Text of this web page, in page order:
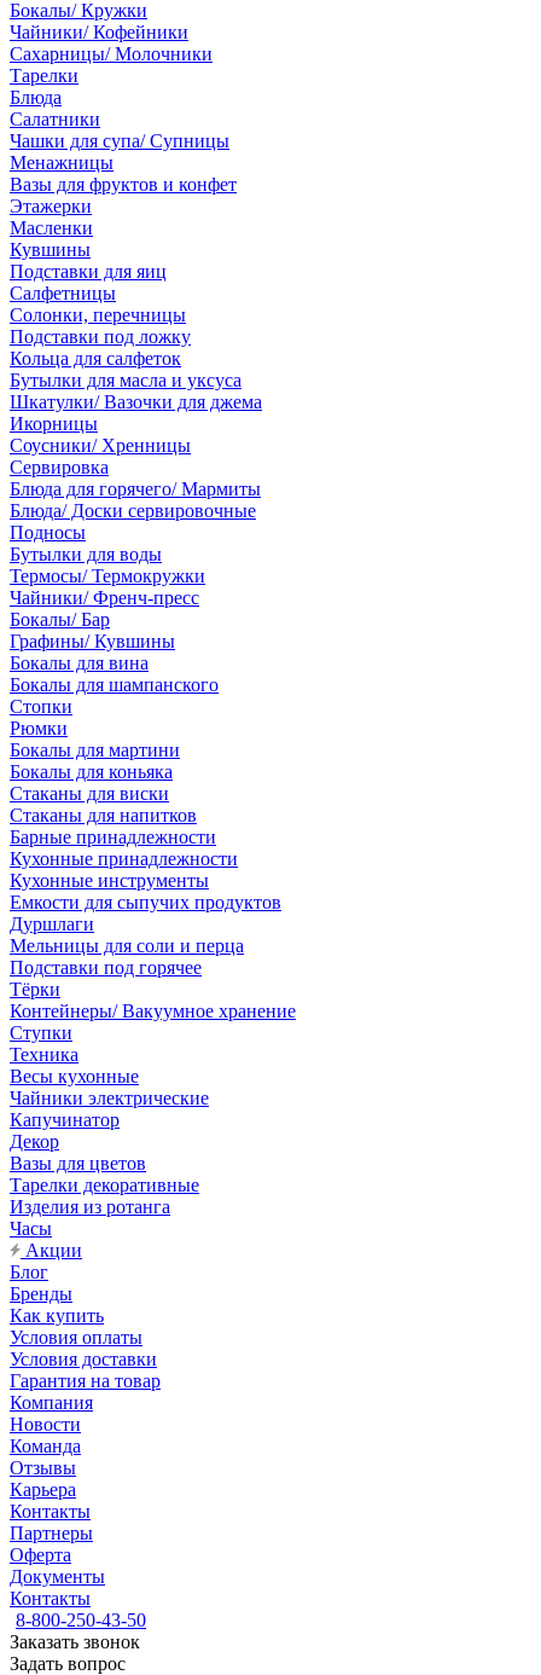
Бокалы/ Кружки
Чайники/ Кофейники
Сахарницы/ Молочники
Тарелки
Блюда
Салатники
Чашки для супа/ Супницы
Менажницы
Вазы для фруктов и конфет
Этажерки
Масленки
Кувшины
Подставки для яиц
Салфетницы
Солонки, перечницы
Подставки под ложку
Кольца для салфеток
Бутылки для масла и уксуса
Шкатулки/ Вазочки для джема
Икорницы
Соусники/ Хренницы
Сервировка
Блюда для горячего/ Мармиты
Блюда/ Доски сервировочные
Подносы
Бутылки для воды
Термосы/ Термокружки
Чайники/ Френч-пресс
Бокалы/ Бар
Графины/ Кувшины
Бокалы для вина
Бокалы для шампанского
Стопки
Рюмки
Бокалы для мартини
Бокалы для коньяка
Стаканы для виски
Стаканы для напитков
Барные принадлежности
Кухонные принадлежности
Кухонные инструменты
Емкости для сыпучих продуктов
Дуршлаги
Мельницы для соли и перца
Подставки под горячее
Тёрки
Контейнеры/ Вакуумное хранение
Ступки
Техника
Весы кухонные
Чайники электрические
Капучинатор
Декор
Вазы для цветов
Тарелки декоративные
Изделия из ротанга
Часы
Акции
Блог
Бренды
Как купить
Условия оплаты
Условия доставки
Гарантия на товар
Компания
Новости
Команда
Отзывы
Карьера
Контакты
Партнеры
Оферта
Документы
Контакты
8-800-250-43-50
Заказать звонок
Задать вопрос